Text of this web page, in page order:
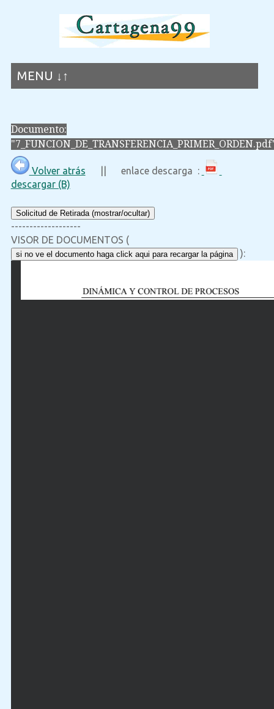
MENU ↓↑
Documento:
Volver atrás || enlace descarga :
descargar (B)
Solicitud de Retirada (mostrar/ocultar)
-------------------
VISOR DE DOCUMENTOS (
si no ve el documento haga click aqui para recargar la página ):